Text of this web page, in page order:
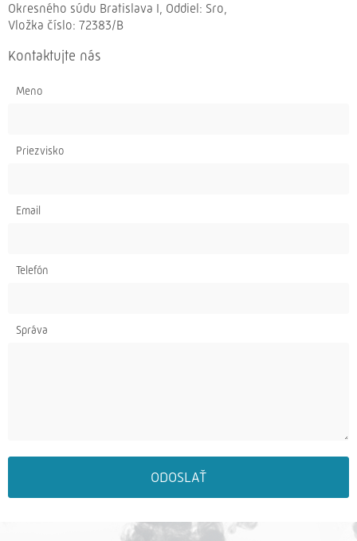
Okresného súdu Bratislava I, Oddiel: Sro,
Vložka číslo: 72383/B
Kontaktujte nás
Meno
Priezvisko
Email
Telefón
Správa
ODOSLAŤ